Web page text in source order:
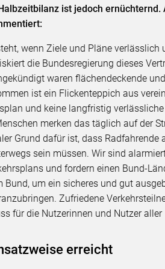
ist jedoch ernüchternd.
wenn Ziele und Pläne verlässlich
die Bundesregierung dieses
waren flächendeckende
ist ein Flickenteppich aus
und keine langfristig verlässliche
merken das täglich auf der
Grund dafür ist, dass Radfahrende
sein müssen. Wir sind
und fordern einen Bund-
um ein sicheres und gut
Zufriedene
für die Nutzerinnen und Nutzer aller
erreicht